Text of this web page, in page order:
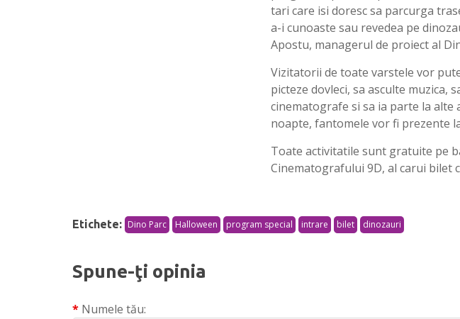
tari care isi doresc sa parcurga
a-i cunoaste sau revedea pe
Apostu, managerul de proiect al
Vizitatorii de toate varstele vor
picteze dovleci, sa asculte muzica,
cinematografe si sa ia parte la
noapte, fantomele vor fi prezente
Toate activitatile sunt gratuite pe
Cinematografului 9D, al carui bilet
Etichete: Dino Parc Halloween program special intrare bilet dinozauri
Spune-ţi opinia
Numele tău: